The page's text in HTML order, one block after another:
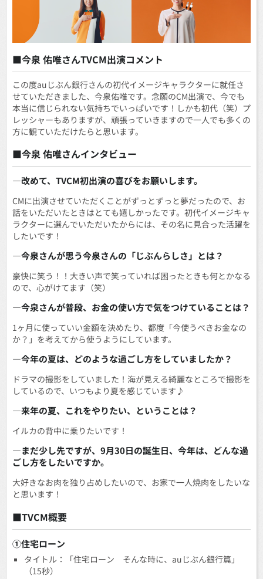
■今泉 佑唯さんTVCM出演コメント
この度auじぶん銀行さんの初代イメージキャラクターに就任さ
せていただきました、今泉佑唯です。念願のCM出演で、今でも
本当に信じられない気持ちでいっぱいです！しかも初代（笑）プ
レッシャーもありますが、頑張っていきますので一人でも多くの
方に観ていただけたらと思います。
■今泉 佑唯さんインタビュー
―改めて、TVCM初出演の喜びをお願いします。
CMに出演させていただくことがずっとずっと夢だったので、お
話をいただいたときはとても嬉しかったです。初代イメージキャ
ラクターに選んでいただいたからには、その名に見合った活躍を
したいです！
―今泉さんが思う今泉さんの「じぶんらしさ」とは？
豪快に笑う！！大きい声で笑っていれば困ったときも何とかなる
ので、心がけてます（笑）
―今泉さんが普段、お金の使い方で気をつけていることは？
1ヶ月に使っていい金額を決めたり、都度「今使うべきお金なの
か？」を考えてから使うようにしています。
―今年の夏は、どのような過ごし方をしていましたか？
ドラマの撮影をしていました！海が見える綺麗なところで撮影を
しているので、いつもより夏を感じています♪
―来年の夏、これをやりたい、ということは？
イルカの背中に乗りたいです！
―まだ少し先ですが、9月30日の誕生日、今年は、どんな過
ごし方をしたいですか。
大好きなお肉を独り占めしたいので、お家で一人焼肉をしたいな
と思います！
■TVCM概要
①住宅ローン
タイトル：「住宅ローン そんな時に、auじぶん銀行篇」
（15秒）